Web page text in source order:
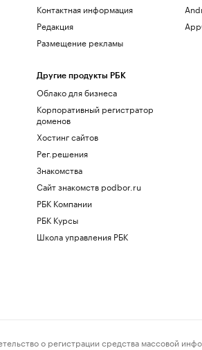
Контактная информация
Редакция
Размещение рекламы
Другие продукты РБК
Облако для бизнеса
Корпоративный регистратор
доменов
Хостинг сайтов
Рег.решения
Знакомства
Сайт знакомств podbor.ru
РБК Компании
РБК Курсы
Школа управления РБК
о регистрации средства массовой